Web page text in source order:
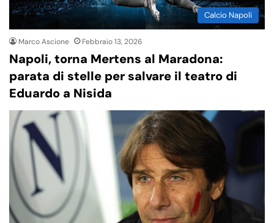
Calcio Napoli
Marco Ascione Febbraio 13, 2026
Napoli, torna Mertens al Maradona:
parata di stelle per salvare il teatro di
Eduardo a Nisida